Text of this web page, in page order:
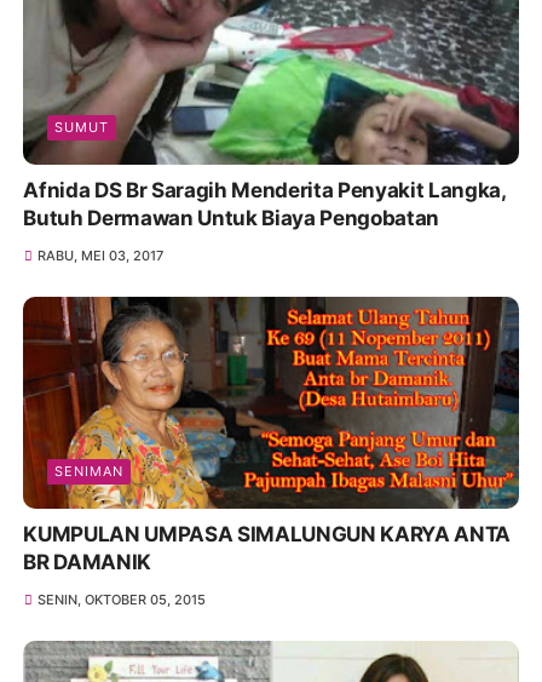
SUMUT
Afnida DS Br Saragih Menderita Penyakit Langka,
Butuh Dermawan Untuk Biaya Pengobatan
RABU, MEI 03, 2017
SENIMAN
KUMPULAN UMPASA SIMALUNGUN KARYA ANTA
BR DAMANIK
SENIN, OKTOBER 05, 2015